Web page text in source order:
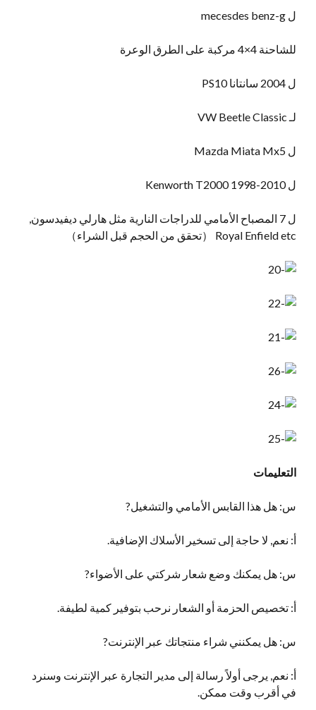
ل mecesdes benz-g
للشاحنة 4×4 مركبة على الطرق الوعرة
ل 2004 سانتانا PS10
لـ VW Beetle Classic
ل Mazda Miata Mx5
ل Kenworth T2000 1998-2010
ل 7 المصباح الأمامي للدراجات النارية مثل هارلي ديفيدسون,
Royal Enfield etc （تحقق من الحجم قبل الشراء）
التعليمات
س: هل هذا القابس الأمامي والتشغيل?
أ: نعم, لا حاجة إلى تسخير الأسلاك الإضافية.
س: هل يمكنك وضع شعار شركتي على الأضواء?
أ: تخصيص الحزمة أو الشعار نرحب بتوفير كمية لطيفة.
س: هل يمكنني شراء منتجاتك عبر الإنترنت?
أ: نعم, يرجى أولاً رسالة إلى مدير التجارة عبر الإنترنت وسنرد
في أقرب وقت ممكن.